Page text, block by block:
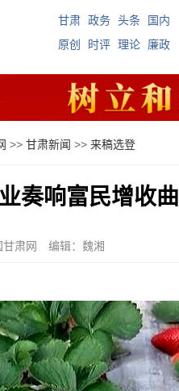
甘肃 政务 头条
国内
原创
时评 理论 廉政
>> 甘肃新闻 >> 来稿选登
奏响富民增收曲
肃网 编辑：魏湘